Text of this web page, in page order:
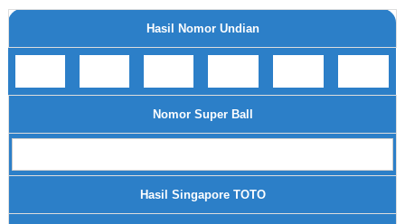
Hasil Nomor Undian
Nomor Super Ball
Hasil Singapore TOTO